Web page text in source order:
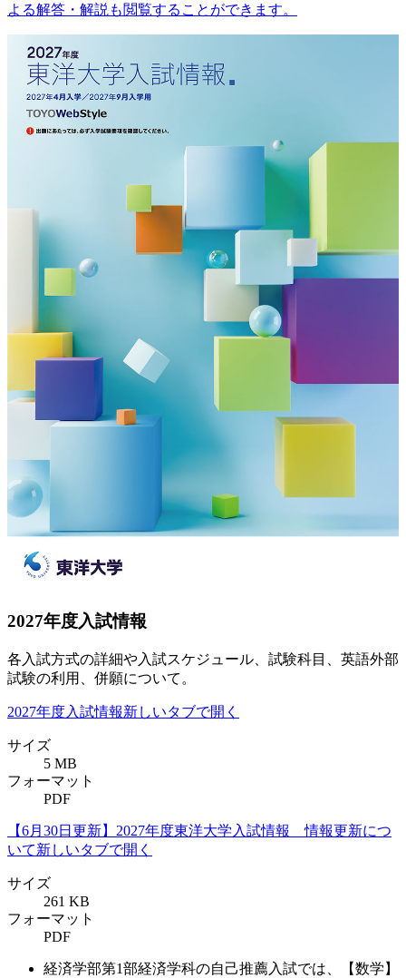
よる解答・解説も閲覧することができます。
2027年度入試情報
各入試方式の詳細や入試スケジュール、試験科目、英語外部
試験の利用、併願について。
2027年度入試情報新しいタブで開く
サイズ
5 MB
フォーマット
PDF
【6月30日更新】2027年度東洋大学入試情報 情報更新につ
いて新しいタブで開く
サイズ
261 KB
フォーマット
PDF
経済学部第1部経済学科の自己推薦入試では、【数学】